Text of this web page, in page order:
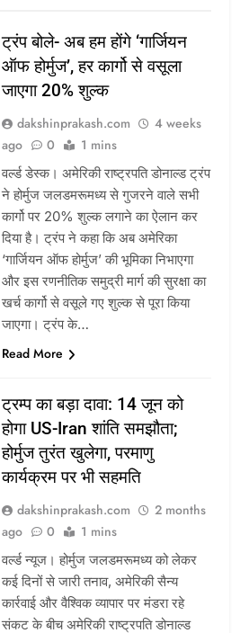
ट्रंप बोले- अब हम होंगे ‘गार्जियन
ऑफ होर्मुज’, हर कार्गो से वसूला
जाएगा 20% शुल्क
dakshinprakash.com
4 weeks
ago
0 1 mins
वर्ल्ड डेस्क। अमेरिकी राष्ट्रपति डोनाल्ड ट्रंप
ने होर्मुज जलडमरूमध्य से गुजरने वाले सभी
कार्गो पर 20% शुल्क लगाने का ऐलान कर
दिया है। ट्रंप ने कहा कि अब अमेरिका
‘गार्जियन ऑफ होर्मुज’ की भूमिका निभाएगा
और इस रणनीतिक समुद्री मार्ग की सुरक्षा का
खर्च कार्गो से वसूले गए शुल्क से पूरा किया
जाएगा। ट्रंप के…
Read More
ट्रम्प का बड़ा दावा: 14 जून को
होगा US-Iran शांति समझौता;
होर्मुज तुरंत खुलेगा, परमाणु
कार्यक्रम पर भी सहमति
dakshinprakash.com
2 months
ago
0 1 mins
वर्ल्ड न्यूज। होर्मुज जलडमरूमध्य को लेकर
कई दिनों से जारी तनाव, अमेरिकी सैन्य
कार्रवाई और वैश्विक व्यापार पर मंडरा रहे
संकट के बीच अमेरिकी राष्ट्रपति डोनाल्ड